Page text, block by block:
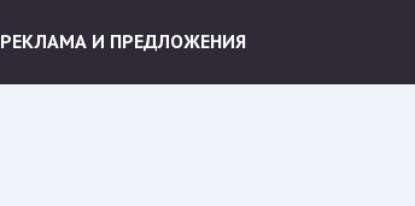
РЕКЛАМА И ПРЕДЛОЖЕНИЯ